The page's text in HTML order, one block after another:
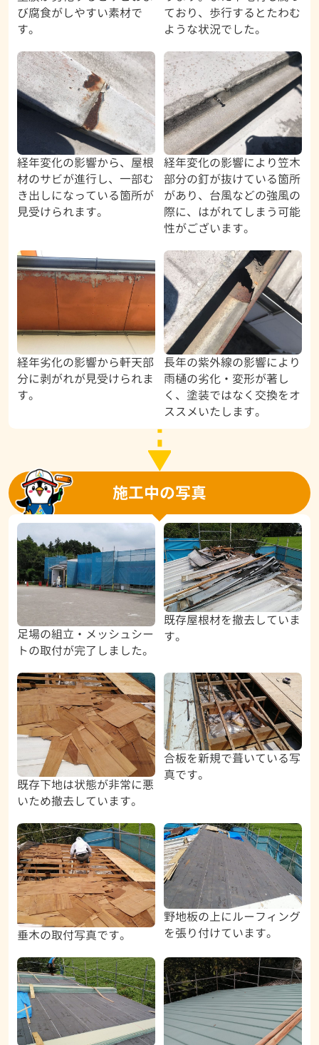
び腐食がしやすい素材で
す。
ており、歩行するとたわむ
ような状況でした。
経年変化の影響から、屋根
材のサビが進行し、一部む
き出しになっている箇所が
見受けられます。
経年変化の影響により笠木
部分の釘が抜けている箇所
があり、台風などの強風の
際に、はがれてしまう可能
性がございます。
経年劣化の影響から軒天部
分に剥がれが見受けられま
す。
長年の紫外線の影響により
雨樋の劣化・変形が著し
く、塗装ではなく交換をオ
ススメいたします。
施工中の写真
足場の組立・メッシュシー
トの取付が完了しました。
既存屋根材を撤去していま
す。
既存下地は状態が非常に悪
いため撤去しています。
合板を新規で葺いている写
真です。
垂木の取付写真です。
野地板の上にルーフィング
を張り付けています。